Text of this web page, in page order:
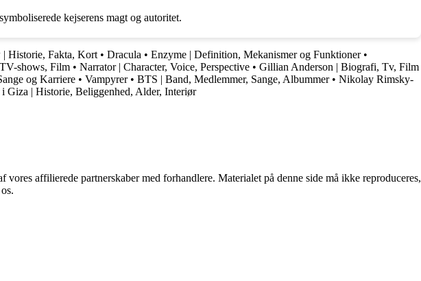
kejserens magt og autoritet.
| Historie, Fakta, Kort • Dracula • Enzyme | Definition, Mekanismer og Funktioner•
shows, Film • Narrator | Character, Voice, Perspective • Gillian Anderson | Biografi, Tv, Film
og Karriere • Vampyrer• BTS | Band, Medlemmer, Sange, Albummer• Nikolay Rimsky-
i Giza | Historie, Beliggenhed, Alder, Interiør
affilierede partnerskaber med forhandlere. Materialet på denne side må ikke reproduceres,